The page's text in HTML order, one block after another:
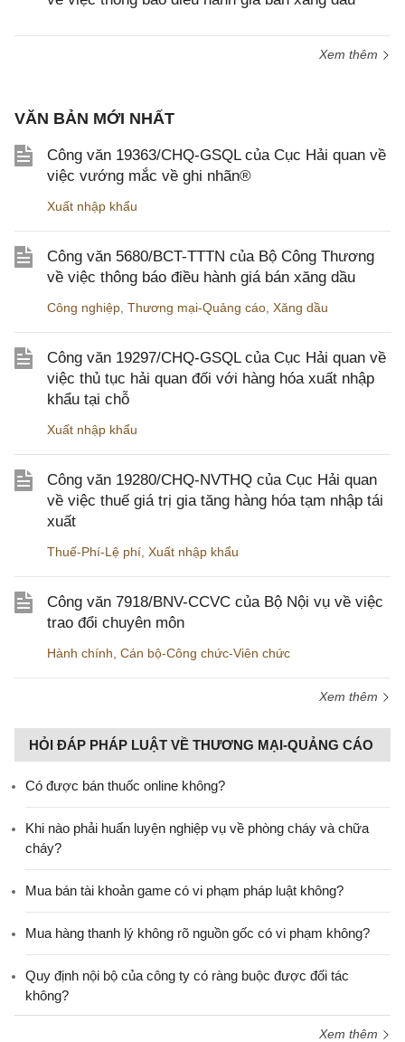
Xem thêm
VĂN BẢN MỚI NHẤT
Công văn 19363/CHQ-GSQL của Cục Hải quan về
việc vướng mắc về ghi nhãn®
Xuất nhập khẩu
Công văn 5680/BCT-TTTN của Bộ Công Thương
về việc thông báo điều hành giá bán xăng dầu
Công nghiệp Thương mại-Quảng cáo Xăng dầu
Công văn 19297/CHQ-GSQL của Cục Hải quan về
việc thủ tục hải quan đối với hàng hóa xuất nhập
khẩu tại chỗ
Xuất nhập khẩu
Công văn 19280/CHQ-NVTHQ của Cục Hải quan
về việc thuế giá trị gia tăng hàng hóa tạm nhập tái
xuất
Thuế-Phí-Lệ phí Xuất nhập khẩu
Công văn 7918/BNV-CCVC của Bộ Nội vụ về việc
trao đổi chuyên môn
Hành chính Cán bộ-Công chức-Viên chức
Xem thêm
HỎI ĐÁP PHÁP LUẬT VỀ THƯƠNG MẠI-QUẢNG CÁO
Có được bán thuốc online không?
Khi nào phải huấn luyện nghiệp vụ về phòng cháy và chữa
cháy?
Mua bán tài khoản game có vi phạm pháp luật không?
Mua hàng thanh lý không rõ nguồn gốc có vi phạm không?
Quy định nội bộ của công ty có ràng buộc được đối tác
không?
Xem thêm